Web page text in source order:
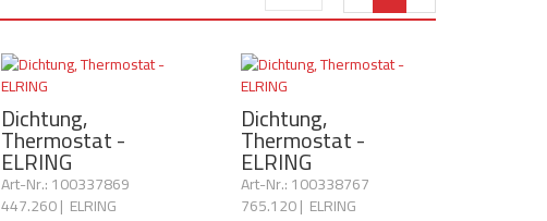
Dichtung,
Thermostat -
ELRING
Art-Nr.: 100337869
447.260| ELRING
Dichtung,
Thermostat -
ELRING
Art-Nr.: 100338767
765.120| ELRING